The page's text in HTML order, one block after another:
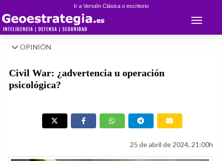
Ir a Versión Clásica o escritorio
Toggle
OPINIÓN
Civil War: ¿advertencia u operación
psicológica?
25 de abril de 2024, 21:00h